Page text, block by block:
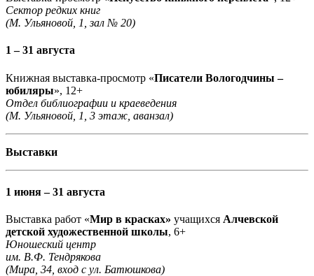
Сектор редких книг
(М. Ульяновой, 1, зал № 20)
1 – 31 августа
Книжная выставка-просмотр «Писатели Вологодчины –
юбиляры», 12+
Отдел библиографии и краеведения
(М. Ульяновой, 1, 3 этаж, аванзал)
Выставки
1 июня – 31 августа
Выставка работ «Мир в красках» учащихся Алчевской
детской художественной школы, 6+
Юношеский центр
им. В.Ф. Тендрякова
(Мира, 34, вход с ул. Батюшкова)